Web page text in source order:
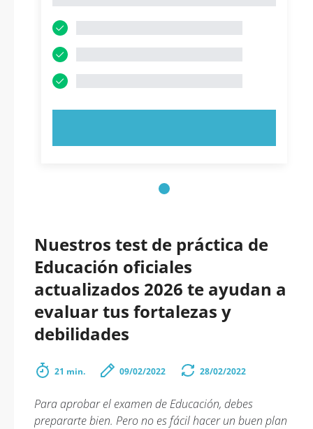
Nuestros test de práctica de
Educación oficiales
actualizados 2026 te ayudan a
evaluar tus fortalezas y
debilidades
21 min. 09/02/2022 28/02/2022
Para aprobar el examen de Educación, debes
prepararte bien. Pero no es fácil hacer un buen plan